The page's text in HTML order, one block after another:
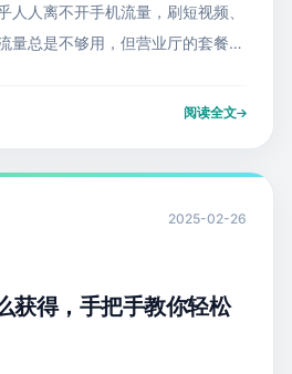
人人离不开手机流量，刷短视频、
量总是不够用，但营业厅的套餐又
，用户
阅读全文
2025-02-26
获得，手把手教你轻松